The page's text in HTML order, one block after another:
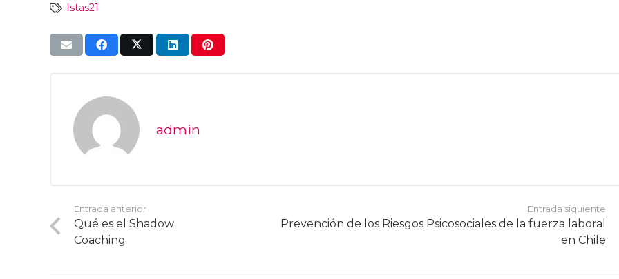
Istas21
admin
Entrada anterior
Qué es el Shadow
Coaching
Entrada siguiente
Prevención de los Riesgos Psicosociales de la fuerza laboral
en Chile